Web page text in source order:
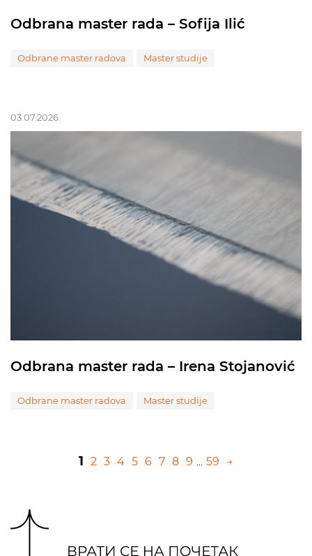
Odbrana master rada – Sofija Ilić
Odbrane master radova Master studije
03.07.2026.
Odbrana master rada – Irena Stojanović
Odbrane master radova Master studije
1 2 3 4 5 6 7 8 9 ... 59 →